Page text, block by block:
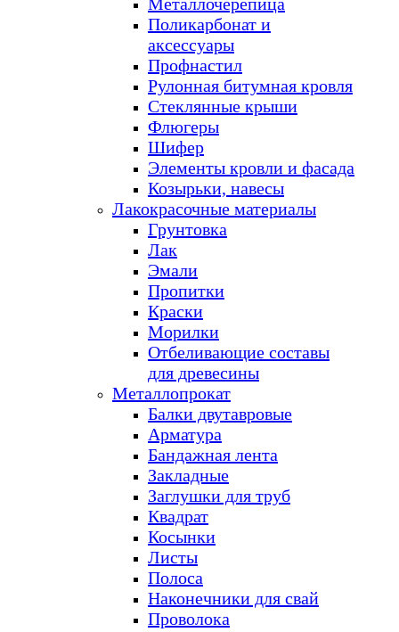
Поликарбонат и
аксессуары
Профнастил
Рулонная битумная кровля
Стеклянные крыши
Флюгеры
Шифер
Элементы кровли и фасада
Козырьки, навесы
Лакокрасочные материалы
Грунтовка
Лак
Эмали
Пропитки
Краски
Морилки
Отбеливающие составы
для древесины
Металлопрокат
Балки двутавровые
Арматура
Бандажная лента
Закладные
Заглушки для труб
Квадрат
Косынки
Листы
Полоса
Наконечники для свай
Проволока